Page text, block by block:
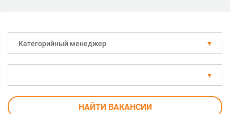
Категорийный менеджер
НАЙТИ ВАКАНСИИ